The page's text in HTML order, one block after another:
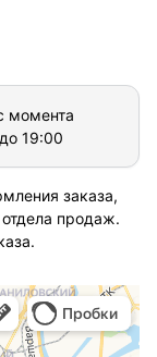
момента
19:00
заказа,
продаж.